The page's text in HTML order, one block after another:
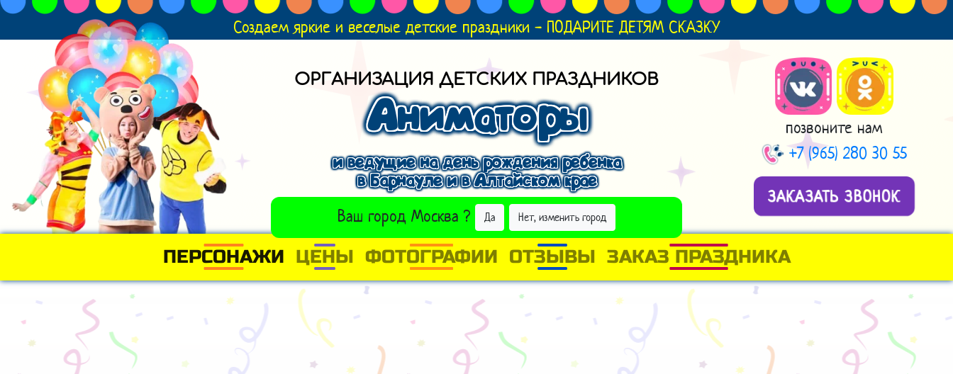
Создаем яркие и веселые детские праздники - ПОДАРИТЕ ДЕТЯМ СКАЗКУ
ОРГАНИЗАЦИЯ ДЕТСКИХ ПРАЗДНИКОВ
Аниматоры
и ведущие на день рождения ребенка
в Барнауле и в Алтайском крае
Ваш город Москва ? Да Нет, изменить город
ВЫБРАТЬ ДРУГОЙ ГОРОД
позвоните нам
+7 (965) 280 30 55
ЗАКАЗАТЬ ЗВОНОК
ПЕРСОНАЖИ ЦЕНЫ ФОТОГРАФИИ ОТЗЫВЫ ЗАКАЗ ПРАЗДНИКА